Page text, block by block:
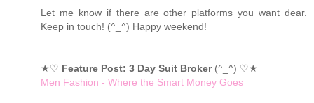
Let me know if there are other platforms you want dear.
Keep in touch! (^_^) Happy weekend!
★♡ Feature Post: 3 Day Suit Broker(^_^) ♡★
Men Fashion - Where the Smart Money Goes